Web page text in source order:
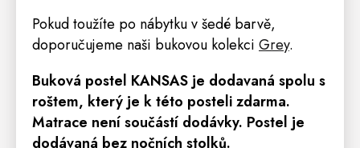
Pokud toužíte po nábytku v šedé barvě,
doporučujeme naši bukovou kolekci Grey.
Buková postel KANSAS je dodavaná spolu s
roštem, který je k této posteli zdarma.
Matrace není součástí dodávky. Postel je
dodávaná bez nočních stolků.